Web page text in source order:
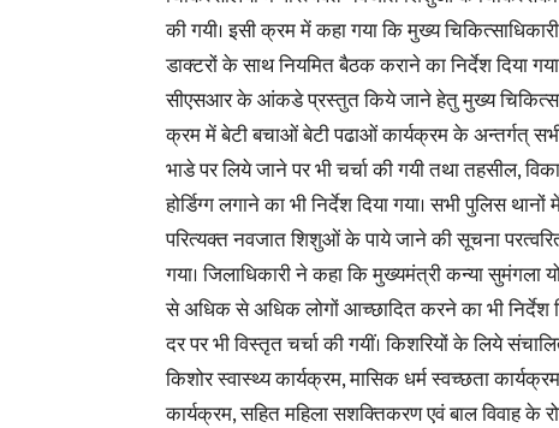
की गयी। इसी क्रम में कहा गया कि मुख्य
डाक्टरों के साथ नियमित बैठक कराने का निर्देश दिया
सीएसआर के आंकडे प्रस्तुत किये जाने हेतु मुख्य
क्रम में बेटी बचाओं बेटी पढाओं कार्यक्रम के अन्तर्गत्
भाडे पर लिये जाने पर भी चर्चा की गयी तथा तहसील,
होर्डिग्ग लगाने का भी निर्देश दिया गया। सभी पुलिस
परित्यक्त नवजात शिशुओं के पाये जाने की सूचना
गया। जिलाधिकारी ने कहा कि मुख्यमंत्री कन्या
से अधिक से अधिक लोगों आच्छादित करने का भी निर्देश
दर पर भी विस्तृत चर्चा की गयीं। किशरियों के लिये
किशोर स्वास्थ्य कार्यक्रम, मासिक धर्म स्वच्छता
कार्यक्रम, सहित महिला सशक्तिकरण एवं बाल विवाह के